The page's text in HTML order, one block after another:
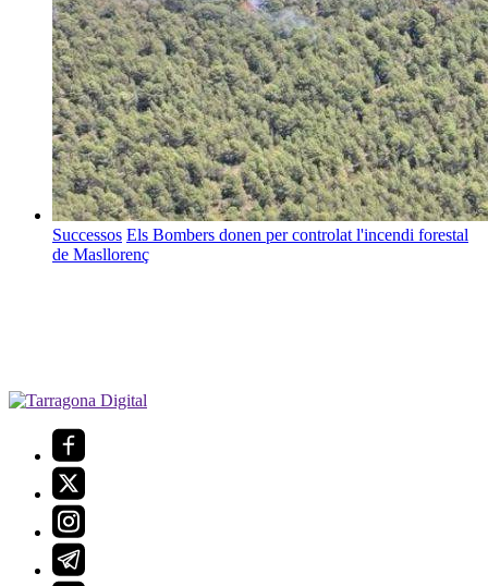
Successos Els Bombers donen per controlat l'incendi forestal
de Masllorenç